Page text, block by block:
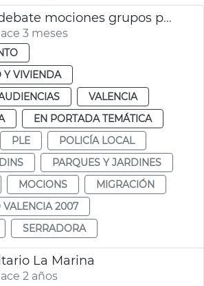
Pleno abril debate mociones grupos políticos
3 meses
Y VIVIENDA
VALENCIA
EN PORTADA TEMÁTICA
PLE
POLICÍA LOCAL
PARQUES Y JARDINES
MOCIONS
MIGRACIÓN
VALENCIA 2007
SERRADORA
La Marina
2 años